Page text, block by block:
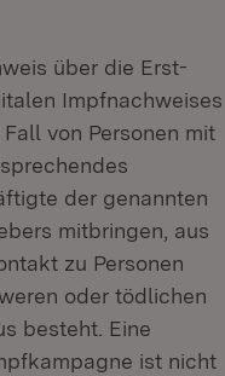
über die Erst-
Impfnachweises
von Personen mit
der genannten
mitbringen, aus
zu Personen
oder tödlichen
besteht. Eine
ist nicht